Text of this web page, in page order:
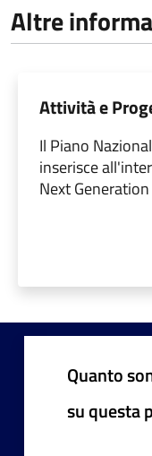
Altre
Attività e
Il Piano
inserisce
Next Generation
Quanto
su questa